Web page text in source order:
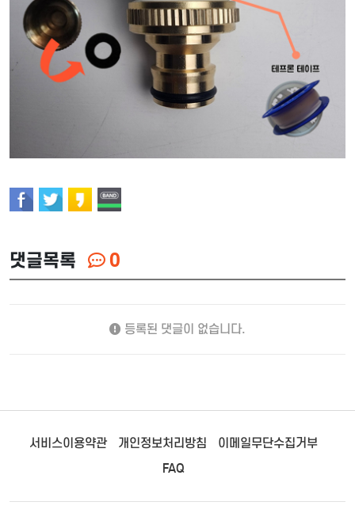
댓글목록 0
등록된 댓글이 없습니다.
서비스이용약관 개인정보처리방침
이메일무단수집거부
FAQ